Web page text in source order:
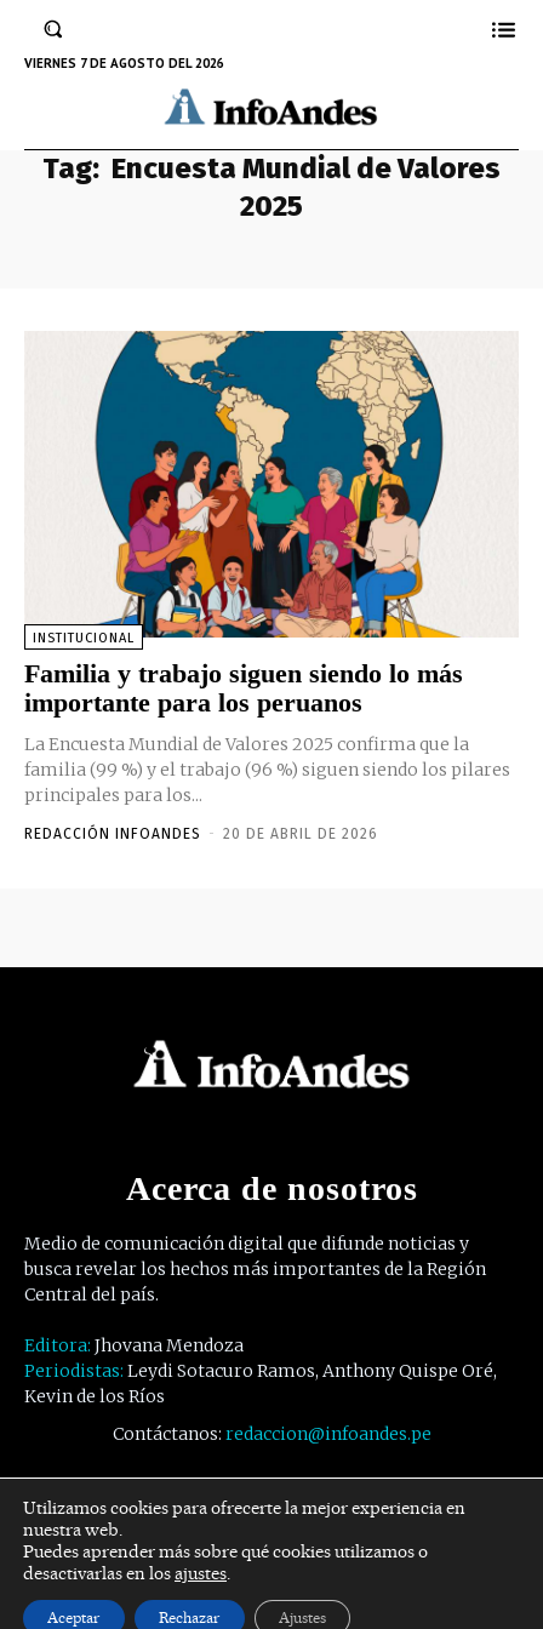
VIERNES 7 DE AGOSTO DEL 2026
Tag: Encuesta Mundial de Valores
2025
INSTITUCIONAL
Familia y trabajo siguen siendo lo más
importante para los peruanos
La Encuesta Mundial de Valores 2025 confirma que la
familia (99 %) y el trabajo (96 %) siguen siendo los pilares
principales para los...
REDACCIÓN INFOANDES - 20 DE ABRIL DE 2026
Acerca de nosotros
Medio de comunicación digital que difunde noticias y
busca revelar los hechos más importantes de la Región
Central del país.
Editora: Jhovana Mendoza
Periodistas: Leydi Sotacuro Ramos, Anthony Quispe Oré,
Kevin de los Ríos
Contáctanos: redaccion@infoandes.pe
Síguenos
Facebook Twitter Youtube
Utilizamos cookies para ofrecerte la mejor experiencia en
nuestra web.
Puedes aprender más sobre qué cookies utilizamos o
desactivarlas en losajustes.
Aceptar Rechazar Ajustes